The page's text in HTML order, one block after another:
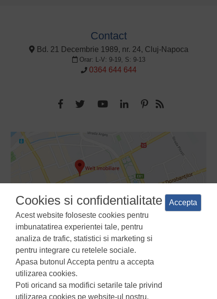
Contact
Bd. 21 Decembrie 1989, nr. 24, Cluj-Napoca
Orar: L-V: 9-19, S: 9-13
0364 644 644
Termeni si conditii Politica de confidentialitate
utilizare a cookie-urilor
Cookies si confidentialitate
Acest website foloseste cookies pentru
imbunatatirea experientei tale, pentru
analiza de trafic, statistici si marketing si
pentru integrare cu retelele sociale.
Apasa butonul Accepta pentru a accepta
utilizarea cookies.
Poti oricand sa modifici setarile tale privind
utilizarea cookies pe website-ul nostru.
Accepta